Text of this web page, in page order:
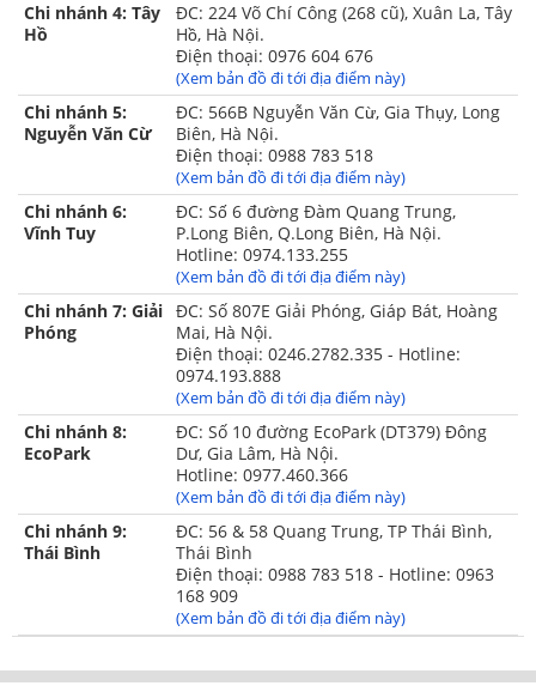
3. Lưu ý:
- Không dùng kim băng hay vật nhọn khác chọc vào tấm
- Nên dùng ở nhiệt độ vừa (nấc 3-4) để đảm bảo tuổi thọ cho
chăn.
Chăn điện, chăn đệm điện,chăn đệm điện
Chăn đệm điện Kyung Dong,Chăn đệm điện
Megalife,Chăn đệm điện Hanil
Chi nhánh 4: Tây
Hồ
ĐC: 224 Võ Chí Công (268 cũ), Xuân La, Tây
Hồ, Hà Nội.
Điện thoại: 0976 604 676
(Xem bản đồ đi tới địa điểm này)
Chi nhánh 5:
Nguyễn Văn Cừ
ĐC: 566B Nguyễn Văn Cừ, Gia Thụy, Long
Biên, Hà Nội.
Điện thoại: 0988 783 518
(Xem bản đồ đi tới địa điểm này)
Chi nhánh 6:
Vĩnh Tuy
ĐC: Số 6 đường Đàm Quang Trung,
P.Long Biên, Q.Long Biên, Hà Nội.
Hotline: 0974.133.255
(Xem bản đồ đi tới địa điểm này)
Chi nhánh 7: Giải
Phóng
ĐC: Số 807E Giải Phóng, Giáp Bát, Hoàng
Mai, Hà Nội.
Điện thoại: 0246.2782.335 - Hotline:
0974.193.888
(Xem bản đồ đi tới địa điểm này)
Chi nhánh 8:
EcoPark
ĐC: Số 10 đường EcoPark (DT379) Đông
Dư, Gia Lâm, Hà Nội.
Hotline: 0977.460.366
(Xem bản đồ đi tới địa điểm này)
Chi nhánh 9:
Thái Bình
ĐC: 56 & 58 Quang Trung, TP Thái Bình,
Thái Bình
Điện thoại: 0988 783 518 - Hotline: 0963
168 909
(Xem bản đồ đi tới địa điểm này)